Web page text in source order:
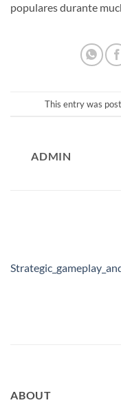
populares durante
This entry was
ADMIN
ABOUT